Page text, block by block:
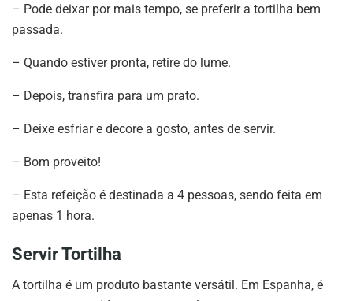
– Pode deixar por mais tempo, se preferir a tortilha bem
passada.
– Quando estiver pronta, retire do lume.
– Depois, transfira para um prato.
– Deixe esfriar e decore a gosto, antes de servir.
– Bom proveito!
– Esta refeição é destinada a 4 pessoas, sendo feita em
apenas 1 hora.
Servir Tortilha
A tortilha é um produto bastante versátil. Em Espanha, é